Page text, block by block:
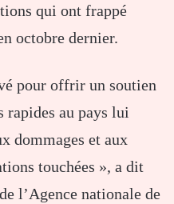
qui ont frappé
octobre dernier.
pour offrir un soutien
rapides au pays lui
dommages et aux
touchées », a dit
l’Agence nationale de